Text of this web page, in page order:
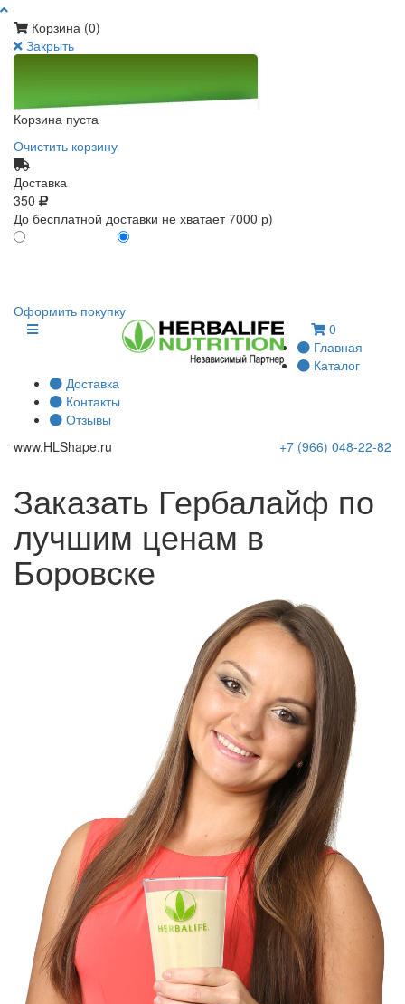
Корзина (0)
Закрыть
Корзина пуста
Очистить корзину
Доставка
350
До бесплатной доставки не хватает 7000 р)
Оформить покупку
0
Главная
Каталог
Доставка
Контакты
Отзывы
www.HLShape.ru +7 (966) 048-22-82
Заказать Гербалайф по
лучшим ценам в
Боровске